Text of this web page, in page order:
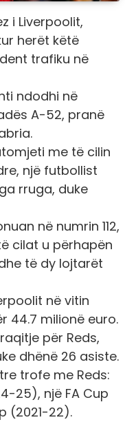
i Liverpoolit,
herët këtë
trafiku në
ndodhi në
A-52, pranë
me të cilin
një futbollist
rruga, duke
në numrin 112,
cilat u përhapën
të dy lojtarët
në vitin
44.7 milionë euro.
për Reds,
dhënë 26 asiste.
trofe me Reds:
25), një FA Cup
(2021-22).